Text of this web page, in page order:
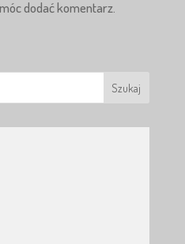
dodać komentarz.